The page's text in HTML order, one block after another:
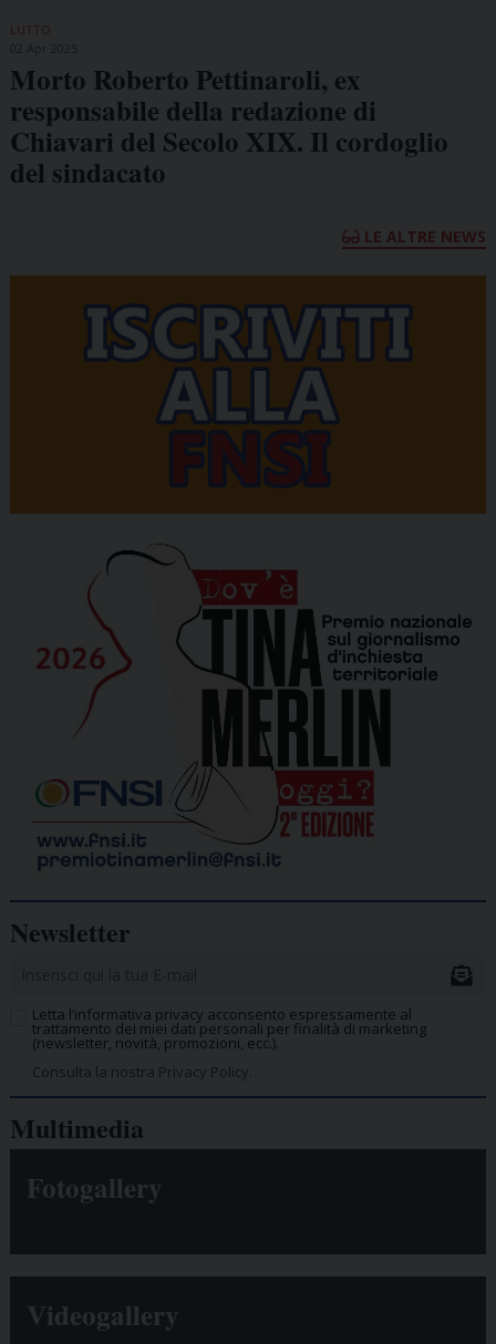
LUTTO
Morto Roberto Pettinaroli, ex
responsabile della redazione di
Chiavari del Secolo XIX. Il cordoglio
del sindacato
LE ALTRE NEWS
Newsletter
Letta l’informativa privacy acconsento espressamente al
trattamento dei miei dati personali per finalità di marketing
(newsletter, novità, promozioni, ecc.).
Consulta la nostra Privacy Policy.
Multimedia
Fotogallery
Videogallery